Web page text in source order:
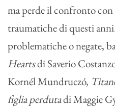
ma perde il confronto con
traumatiche di questi
problematiche o negate,
Heartsdi Saverio
Kornél Mundruczó,
figlia perdutadi Maggie